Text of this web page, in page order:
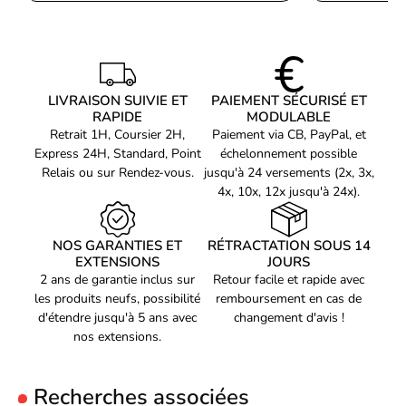
plus basse et une réponse rapide. Cette sensation permet de
gagner en dynamisme dans les actions répétées, tout en
conservant la précision d’un véritable clavier mécanique CHERRY.
Type connexion
Bluetooth 5.0 / 2.4GHz wireless
Support dual mode
Oui
Portée
10 m
Multi-device
Oui - 3 appareils
40 heures
Temps charge
Disposition
AZERTY / QWERTY
Nombre touches
Touches macro
Fonction layer
Support N-key rollover
Type rétroéclairage
RGB by zone
LIVRAISON SUIVIE ET
RAPIDE
Retrait 1H, Coursier 2H,
Express 24H, Standard, Point
Relais ou sur Rendez-vous.
PAIEMENT SÉCURISÉ ET
MODULABLE
Paiement via CB, PayPal, et
échelonnement possible
jusqu'à 24 versements (2x, 3x,
4x, 10x, 12x jusqu'à 24x).
NOS GARANTIES ET
EXTENSIONS
2 ans de garantie inclus sur
les produits neufs, possibilité
d'étendre jusqu'à 5 ans avec
nos extensions.
RÉTRACTATION SOUS 14
JOURS
Retour facile et rapide avec
remboursement en cas de
changement d'avis !
Recherches associées